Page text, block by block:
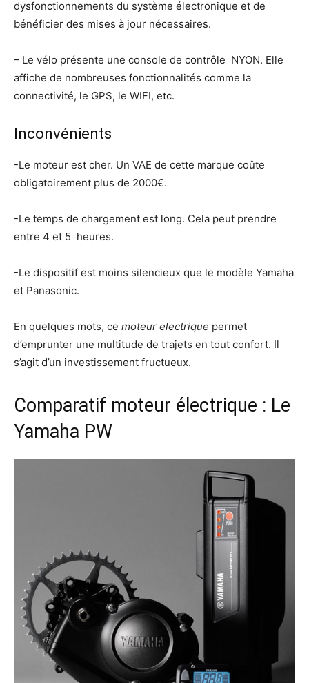
dysfonctionnements du système électronique et de
bénéficier des mises à jour nécessaires.
– Le vélo présente une console de contrôle NYON. Elle
affiche de nombreuses fonctionnalités comme la
connectivité, le GPS, le WIFI, etc.
Inconvénients
-Le moteur est cher. Un VAE de cette marque coûte
obligatoirement plus de 2000€.
-Le temps de chargement est long. Cela peut prendre
entre 4 et 5 heures.
-Le dispositif est moins silencieux que le modèle Yamaha
et Panasonic.
En quelques mots, ce moteur electrique permet
d’emprunter une multitude de trajets en tout confort. Il
s’agit d’un investissement fructueux.
Comparatif moteur électrique : Le
Yamaha PW